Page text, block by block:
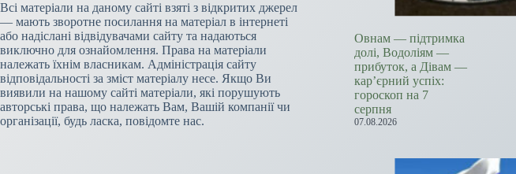
Всі матеріали на даному сайті взяті з відкритих джерел
— мають зворотне посилання на матеріал в інтернеті
або надіслані відвідувачами сайту та надаються
виключно для ознайомлення. Права на матеріали
належать їхнім власникам. Адміністрація сайту
відповідальності за зміст матеріалу несе. Якщо Ви
виявили на нашому сайті матеріали, які порушують
авторські права, що належать Вам, Вашій компанії чи
організації, будь ласка, повідомте нас.
Овнам — підтримка
долі, Водоліям —
прибуток, а Дівам —
кар’єрний успіх:
гороскоп на 7
серпня
07.08.2026